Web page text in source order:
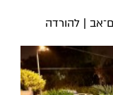
| להורדה